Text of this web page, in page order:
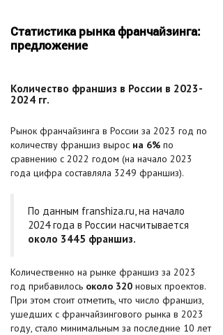
Статистика рынка франчайзинга:
предложение
Количество франшиз в России в 2023-
2024 гг.
Рынок франчайзинга в России за 2023 год по
количеству франшиз вырос на 6% по
сравнению с 2022 годом (на начало 2023
года цифра составляла 3249 франшиз).
По данным franshiza.ru, на начало
2024 года в России насчитывается
около 3445 франшиз.
Количественно на рынке франшиз за 2023
год прибавилось около 320 новых проектов.
При этом стоит отметить, что число франшиз,
ушедших с франчайзингового рынка в 2023
году, стало минимальным за последние 10 лет